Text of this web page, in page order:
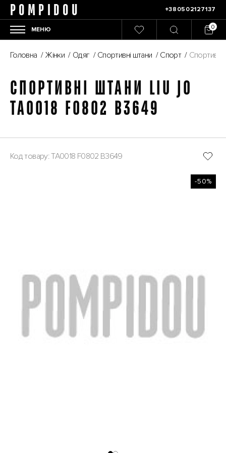
POMPIDOU +380502127137
МЕНЮ
Головна / Жінки / Одяг / Спортивні штани / Спорт /
СПОРТИВНІ ШТАНИ LIU JO
TA0018 F0802 B3649
Код товару: TA0018 F0802 B3649
-50%